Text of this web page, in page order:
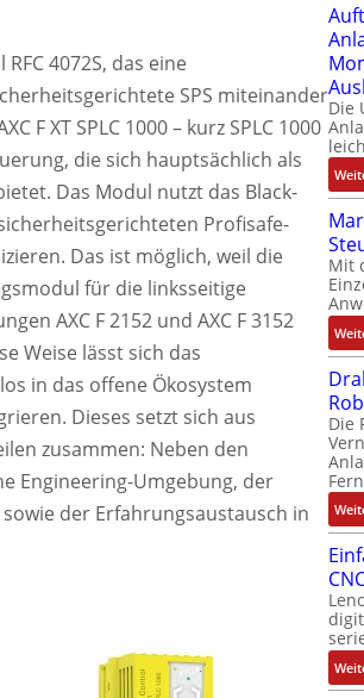
4072S, das eine
SPS miteinander
F XT SPLC 1000 – kurz SPLC 1000
die sich hauptsächlich als
Das Modul nutzt das Black-
Profisafe-
Das ist möglich, weil die
für die linksseitige
AXC F 2152 und AXC F 3152
Weise lässt sich das
in das offene Ökosystem
Dieses setzt sich aus
zusammen: Neben den
Engineering-Umgebung, der
der Erfahrungsaustausch in
Die
Mit
Die